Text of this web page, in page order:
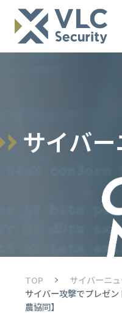
サイバー
TOP
サイバーニュ
サイバー攻撃でプレゼ
農協同】